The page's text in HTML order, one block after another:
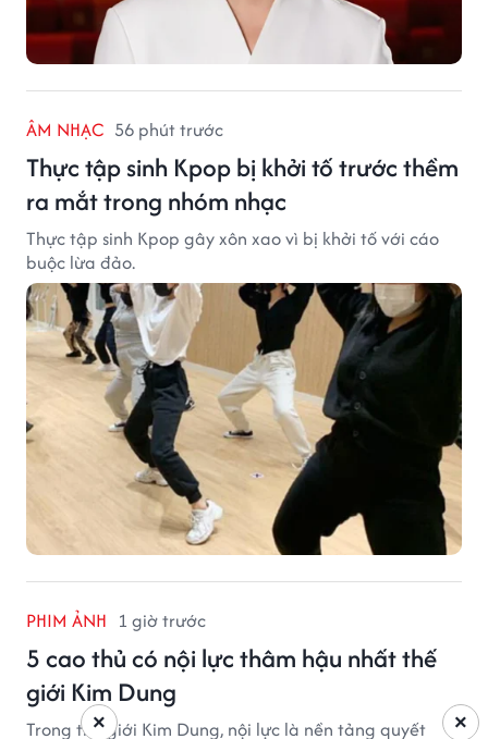
ÂM NHẠC 56 phút trước
Thực tập sinh Kpop bị khởi tố trước thềm
ra mắt trong nhóm nhạc
Thực tập sinh Kpop gây xôn xao vì bị khởi tố với cáo
buộc lừa đảo.
PHIM ẢNH 1 giờ trước
5 cao thủ có nội lực thâm hậu nhất thế
giới Kim Dung
Trong thế giới Kim Dung, nội lực là nền tảng quyết ×
×